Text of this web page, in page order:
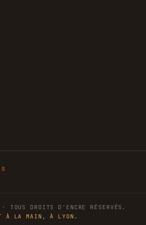
DROITS D'ENCRE RÉSERVÉS.
À LA MAIN, À LYON.